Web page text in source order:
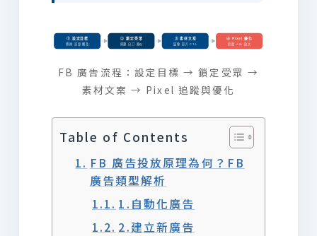
① 設定目標
轉換·流量·觸及
② 鎖定受眾
興趣·自訂·類似
③ 素材文案
圖像·影片·CTA
④ Pixel 優化
追蹤·A/B·放大
FB 廣告流程：設定目標 → 鎖定受眾 →
素材文案 → Pixel 追蹤與優化
Table of Contents
FB 廣告投放原理為何？FB
廣告類型解析
1.自動化廣告
2.建立新廣告